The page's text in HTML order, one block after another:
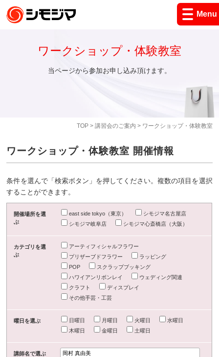
Menu
TOP> 講習会のご案内 > ワークショップ・体験教室
ワークショップ・体験教室
当ページから参加お申し込み頂けます。
ワークショップ・体験教室 開催情報
条件を選んで「検索ボタン」を押してください。複数の項目を選択
することができます。
開催場所を選
ぶ
east side tokyo（東京）
シモジマ名古屋店
シモジマ岐阜店
シモジマ心斎橋店（大阪）
カテゴリを選
ぶ
アーティフィシャルフラワー
プリザーブドフラワー
ラッピング
POP
スクラップブッキング
ハワイアンリボンレイ
ウェディング関連
クラフト
ディスプレイ
その他手芸・工芸
曜日を選ぶ 日曜日 月曜日 火曜日
水曜日
木曜日
金曜日 土曜日
講師名で選ぶ